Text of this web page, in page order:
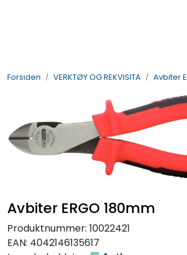
Forsiden VERKTØY OG REKVISITA Avbiter
Avbiter ERGO 180mm
Produktnummer: 10022421
EAN: 4042146135617
ELEKTRISK
VERKTØY OG REKVISITA
PÅBYGG OG CHASSIS
KONTAKT OSS
TILBUD